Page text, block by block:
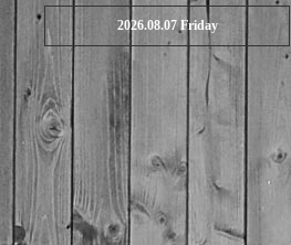
2026.08.07 Friday